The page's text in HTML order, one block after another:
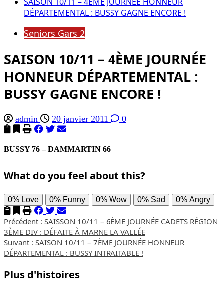
DÉPARTEMENTAL : BUSSY GAGNE ENCORE !
Seniors Gars 2
SAISON 10/11 – 4ÈME JOURNÉE
HONNEUR DÉPARTEMENTAL :
BUSSY GAGNE ENCORE !
admin 20 janvier 2011 0
BUSSY 76 – DAMMARTIN 66
What do you feel about this?
0% Love 0% Funny 0% Wow 0% Sad 0% Angry
Navigation
d’article
Précédent : SAISSON 10/11 – 6ÈME JOURNÉE CADETS RÉGION
3ÈME DIV : DÉFAITE À MARNE LA VALLÉE
Suivant : SAISON 10/11 – 7ÈME JOURNÉE HONNEUR
DÉPARTEMENTAL : BUSSY INTRAITABLE !
Plus d'histoires